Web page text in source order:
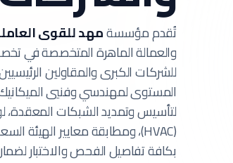
تُقدم مؤسسةمهد للقوى
والعمالة الماهرة المتخصصة في
للشركات الكبرى والمقاولين
لتأسيس وتمديد الشبكات المعقدة،
(HVAC)، ومطابقة معايير الهيئة السعودية للمواصفات والمقاييس (SASO).
بكافة تفاصيل الفحص والاختبار لضمان أداء